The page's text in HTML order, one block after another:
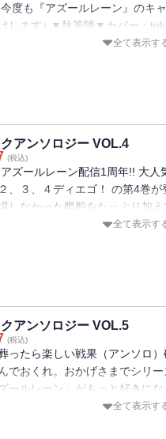
度も『アズールレーン』のキ
します♪ ▼執筆陣▼カバー：
り、八葉、雪代あるて 漫画：
全て表示す
アンソロジー VOL.4
(税込)
ズールレーン配信1周年!! 大人
、３、４ディエゴ！ の第4巻
しなかった艦船をたっぷり加
ー：村上ゆいち イラスト：い
全て表示す
アンソロジー VOL.5
(税込)
ったら楽しい戦果（アンソロ
でおくれ。おかげさまでシリ
ズールレーン』がもっと好きに
クス第5弾!! ▼執筆陣▼カバー：
全て表示す